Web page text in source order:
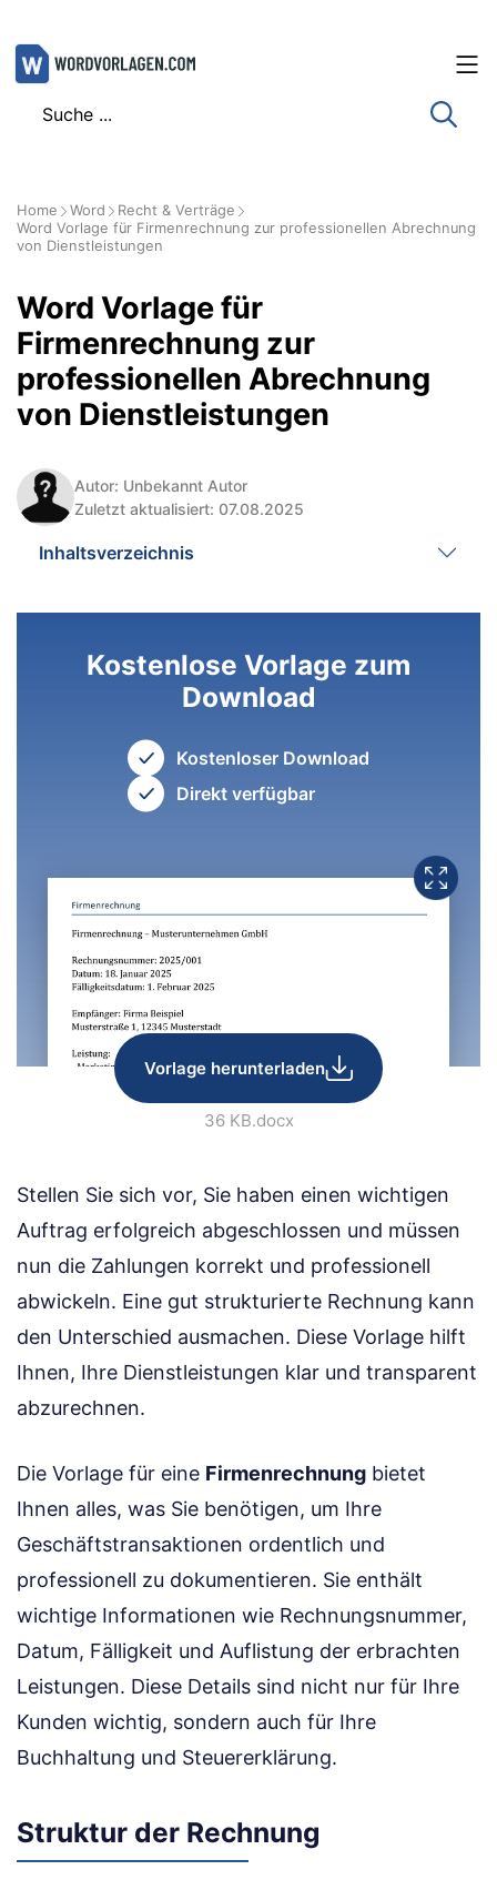
Zum
Inhalt
Home Word
Recht & Verträge
Word Vorlage für Firmenrechnung zur professionellen Abrechnung
von Dienstleistungen
Word Vorlage für
Firmenrechnung zur
professionellen Abrechnung
von Dienstleistungen
Autor: Unbekannt Autor
Zuletzt aktualisiert: 07.08.2025
Inhaltsverzeichnis
Kostenlose Vorlage zum
Download
Kostenloser Download
Direkt verfügbar
Vorlage herunterladen
36 KB.docx
Stellen Sie sich vor, Sie haben einen wichtigen
Auftrag erfolgreich abgeschlossen und müssen
nun die Zahlungen korrekt und professionell
abwickeln. Eine gut strukturierte Rechnung kann
den Unterschied ausmachen. Diese Vorlage hilft
Ihnen, Ihre Dienstleistungen klar und transparent
abzurechnen.
Die Vorlage für eine Firmenrechnung bietet
Ihnen alles, was Sie benötigen, um Ihre
Geschäftstransaktionen ordentlich und
professionell zu dokumentieren. Sie enthält
wichtige Informationen wie Rechnungsnummer,
Datum, Fälligkeit und Auflistung der erbrachten
Leistungen. Diese Details sind nicht nur für Ihre
Kunden wichtig, sondern auch für Ihre
Buchhaltung und Steuererklärung.
Struktur der Rechnung